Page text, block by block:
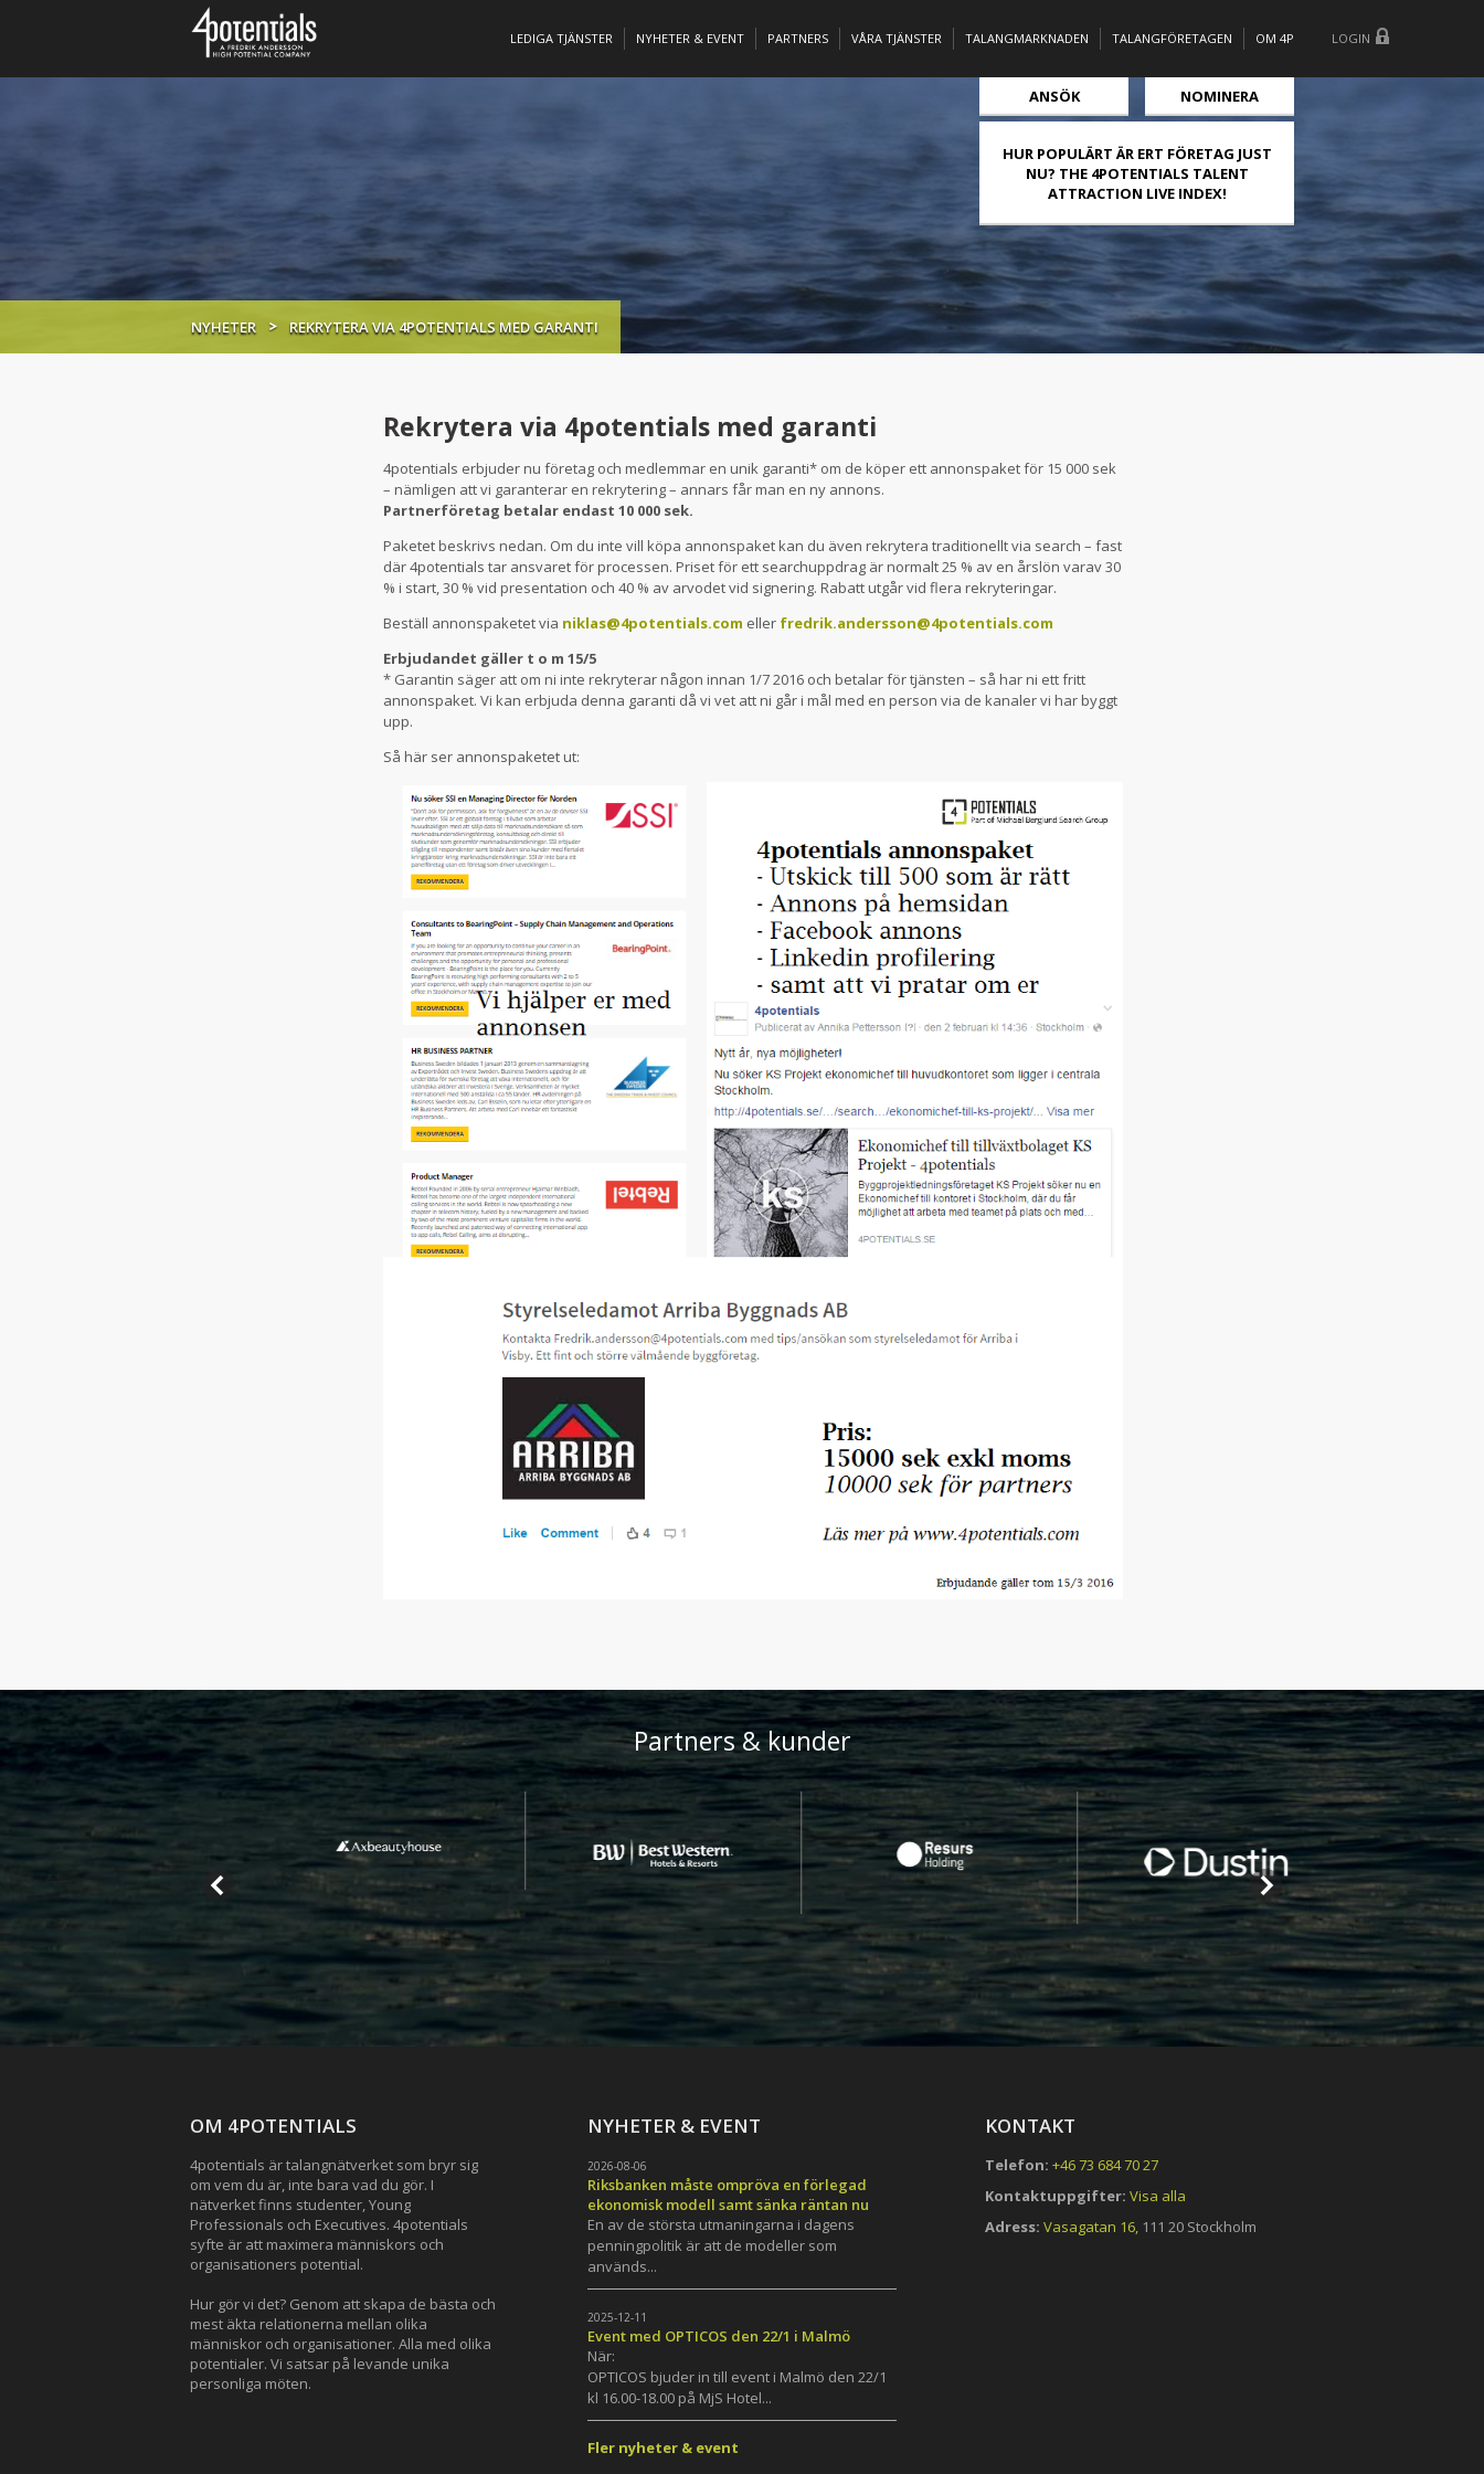
LEDIGA TJÄNSTER NYHETER & EVENT PARTNERS VÅRA TJÄNSTER TALANGMARKNADEN TALANGFÖRETAGEN OM 4P LOGIN
ANSÖK NOMINERA
HUR POPULÄRT ÄR ERT FÖRETAG JUST
NU? THE 4POTENTIALS TALENT
ATTRACTION LIVE INDEX!
NYHETER REKRYTERA VIA 4POTENTIALS MED GARANTI
Rekrytera via 4potentials med garanti
4potentials erbjuder nu företag och medlemmar en unik garanti* om de köper ett annonspaket för 15 000 sek
– nämligen att vi garanterar en rekrytering – annars får man en ny annons.
Partnerföretag betalar endast 10 000 sek.
Paketet beskrivs nedan. Om du inte vill köpa annonspaket kan du även rekrytera traditionellt via search – fast
där 4potentials tar ansvaret för processen. Priset för ett searchuppdrag är normalt 25 % av en årslön varav 30
% i start, 30 % vid presentation och 40 % av arvodet vid signering. Rabatt utgår vid flera rekryteringar.
Beställ annonspaketet via niklas@4potentials.com eller fredrik.andersson@4potentials.com
Erbjudandet gäller t o m 15/5
* Garantin säger att om ni inte rekryterar någon innan 1/7 2016 och betalar för tjänsten – så har ni ett fritt
annonspaket. Vi kan erbjuda denna garanti då vi vet att ni går i mål med en person via de kanaler vi har byggt
upp.
Så här ser annonspaketet ut:
Partners & kunder
OM 4POTENTIALS
4potentials är talangnätverket som bryr sig
om vem du är, inte bara vad du gör. I
nätverket finns studenter, Young
Professionals och Executives. 4potentials
syfte är att maximera människors och
organisationers potential.
Hur gör vi det? Genom att skapa de bästa och
mest äkta relationerna mellan olika
människor och organisationer. Alla med olika
potentialer. Vi satsar på levande unika
personliga möten.
NYHETER & EVENT
2026-08-06
Riksbanken måste ompröva en förlegad
ekonomisk modell samt sänka räntan nu
En av de största utmaningarna i dagens
penningpolitik är att de modeller som
används...
2025-12-11
Event med OPTICOS den 22/1 i Malmö
När:
OPTICOS bjuder in till event i Malmö den 22/1
kl 16.00-18.00 på MjS Hotel...
Fler nyheter & event
KONTAKT
Telefon: +46 73 684 70 27
Kontaktuppgifter: Visa alla
Adress: Vasagatan 16, 111 20 Stockholm